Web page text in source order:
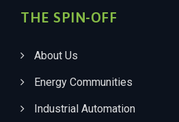
THE SPIN-OFF
About Us
Energy Communities
Industrial Automation